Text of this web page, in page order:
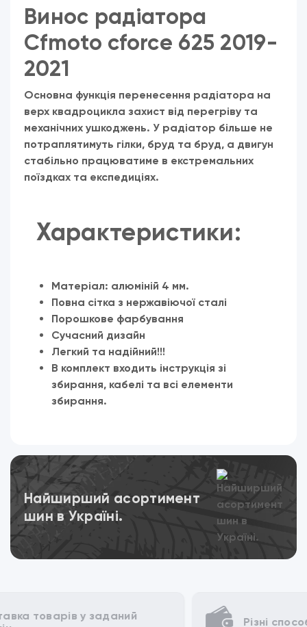
Винос радіатора
Cfmoto cforce 625 2019-
2021
Основна функція перенесення радіатора на
верх квадроцикла захист від перегріву та
механічних ушкоджень. У радіатор більше не
потраплятимуть гілки, бруд та бруд, а двигун
стабільно працюватиме в екстремальних
поїздках та експедиціях.
Характеристики:
Матеріал: алюміній 4 мм.
Повна сітка з нержавіючої сталі
Порошкове фарбування
Сучасний дизайн
Легкий та надійний!!!
В комплект входить інструкція зі
збирання, кабелі та всі елементи
збирання.
Найширший асортимент
шин в Україні.
Переглянути
Різні способи для оплати